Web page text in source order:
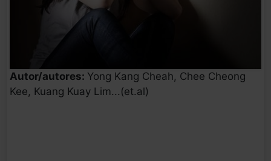
Autor/autores: Yong Kang Cheah, Chee Cheong
Kee, Kuang Kuay Lim...(et.al)